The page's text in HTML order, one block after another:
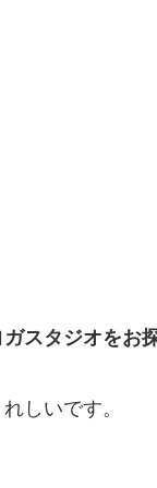
スタジオをお
しいです。